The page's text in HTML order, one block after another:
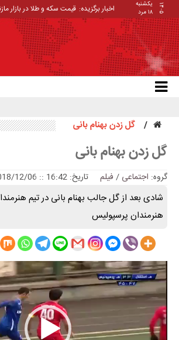
۱۴۰۵
یکشنبه
۱۸ مرد
اخبار برگزیده: قیمت سکه و طلا در بازار
گل زدن بهنام بانی
گل زدن بهنام بانی
گروه: اجتماعی / فیلم تاریخ: 16:42 :: 2018/12/06
شادی بعد از گل جالب بهنام بانی در تیم
هنرمندان پرسپولیس